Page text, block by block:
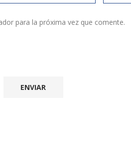
para la próxima vez que comente.